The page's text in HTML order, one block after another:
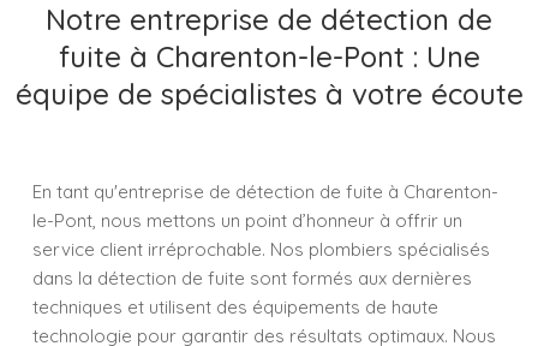
Notre entreprise de détection de
fuite à Charenton-le-Pont : Une
équipe de spécialistes à votre écoute
En tant qu'entreprise de détection de fuite à Charenton-
le-Pont, nous mettons un point d’honneur à offrir un
service client irréprochable. Nos plombiers spécialisés
dans la détection de fuite sont formés aux dernières
techniques et utilisent des équipements de haute
technologie pour garantir des résultats optimaux. Nous